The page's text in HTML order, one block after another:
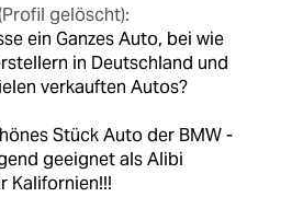
gelöscht):
ein Ganzes Auto, bei wie
in Deutschland und
verkauften Autos?
Stück Auto der BMW -
geeignet als Alibi
Kalifornien!!!